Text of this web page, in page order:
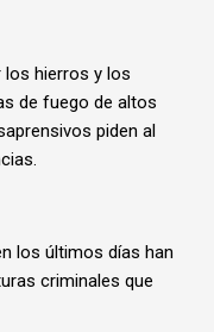
los hierros y los
de fuego de altos
piden al
los últimos días han
criminales que